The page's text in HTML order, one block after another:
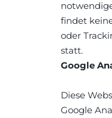
findet
oder
statt.
Google
Diese
Google